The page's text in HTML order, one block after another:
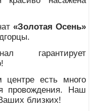
«Золотая Осень»
гарантирует
есть много
провождения. Наш
близких!